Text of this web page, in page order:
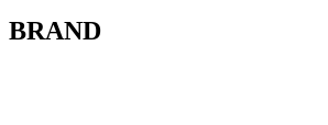
BRAND